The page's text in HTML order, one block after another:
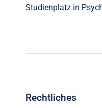
Studienplatz in
Rechtliches